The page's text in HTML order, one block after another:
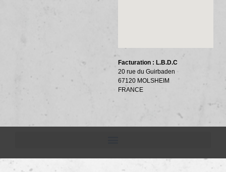
Facturation : L.B.D.C
20 rue du Guirbaden
67120 MOLSHEIM
FRANCE